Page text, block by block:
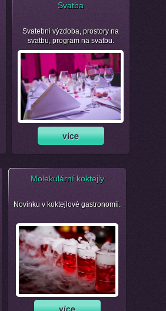
Svatba
Svatební výzdoba, prostory na
svatbu, program na svatbu.
Molekulární koktejly
Novinku v koktejlové gastronomii.